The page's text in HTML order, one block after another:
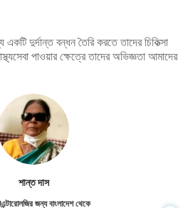
দুর্দান্ত বন্ধন তৈরি করতে তাদের চিকিত্সা
পাওয়ার ক্ষেত্রে তাদের অভিজ্ঞতা আমাদের
শান্ত দাস
জন্য বাংলাদেশ থেকে